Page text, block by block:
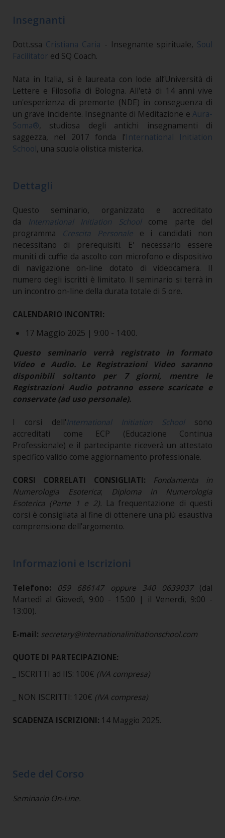
Insegnanti
Dott.ssa Cristiana Caria - Insegnante spirituale, Soul
Facilitator ed SQ Coach.
Nata in Italia, si è laureata con lode all’Università di
Lettere e Filosofia di Bologna. All'età di 14 anni vive
un'esperienza di premorte (NDE) in conseguenza di
un grave incidente. Insegnante di Meditazione e Aura-
Soma®, studiosa degli antichi insegnamenti di
saggezza, nel 2017 fonda l’International Initiation
School, una scuola olistica misterica.
Dettagli
Questo seminario, organizzato e accreditato
da
International Initiation School
come parte del
programma
Crescita Personalee i candidati non
necessitano di prerequisiti. E' necessario essere
muniti di cuffie da ascolto con microfono e dispositivo
di navigazione on-line dotato di videocamera. Il
numero degli iscritti è limitato. Il seminario si terrà in
un incontro on-line della durata totale di 5 ore.
CALENDARIO INCONTRI:
17 Maggio 2025 | 9:00 - 14:00.
Questo seminario verrà registrato in formato
Video e Audio. Le Registrazioni Video saranno
disponibili soltanto per 7 giorni, mentre le
Registrazioni Audio potranno essere scaricate e
conservate (ad uso personale).
I corsi dell'International Initiation Schoolsono
accreditati come ECP (Educazione Continua
Professionale) e il partecipante riceverà un attestato
specifico valido come aggiornamento professionale.
CORSI CORRELATI CONSIGLIATI:
Fondamenta in
Numerologia Esoterica;
Diploma in Numerologia
Esoterica (Parte 1 e 2). La frequentazione di questi
corsi è consigliata al fine di ottenere una più esaustiva
comprensione dell'argomento.
Informazioni e Iscrizioni
Telefono: 059 686147 oppure 340 0639037 (dal
Martedì al Giovedì, 9:00 - 15:00 | il Venerdì, 9:00 -
13:00).
E-mail: secretary@internationalinitiationschool.com
QUOTE DI PARTECIPAZIONE:
_ ISCRITTI ad IIS: 100€ (IVA compresa)
_ NON ISCRITTI: 120€ (IVA compresa)
SCADENZA ISCRIZIONI: 14 Maggio 2025.
Sede del Corso
Seminario On-Line.